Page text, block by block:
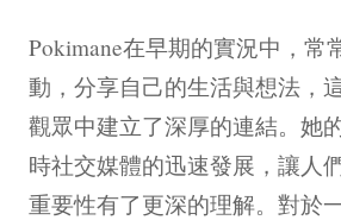
Pokimane在早期的實況中，常
動，分享自己的生活與想法，
觀眾中建立了深厚的連結。她
時社交媒體的迅速發展，讓人
重要性有了更深的理解。對於